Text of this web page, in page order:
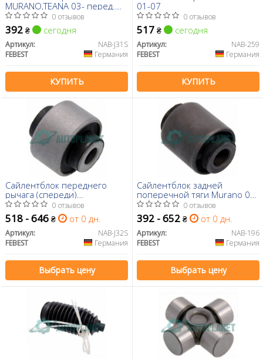
MURANO,TEANA 03- перед.
мост с двух сторон Пр-во
FEBEST)
0 отзывов
392 ₴ сегодня
Артикул:
NAB-J31S
FEBEST
Германия
КУПИТЬ
01-07
0 отзывов
517 ₴ сегодня
Артикул:
NAB-259
FEBEST
Германия
КУПИТЬ
Сайлентблок переднего
рычага (спереди)
Teana/Murano 08-14
0 отзывов
518 - 646 ₴ от 0 дн.
Артикул:
NAB-J32S
FEBEST
Германия
Выбрать цену
Сайлентблок задней
поперечной тяги Murano 02-
07
0 отзывов
392 - 652 ₴ от 0 дн.
Артикул:
NAB-196
FEBEST
Германия
Выбрать цену